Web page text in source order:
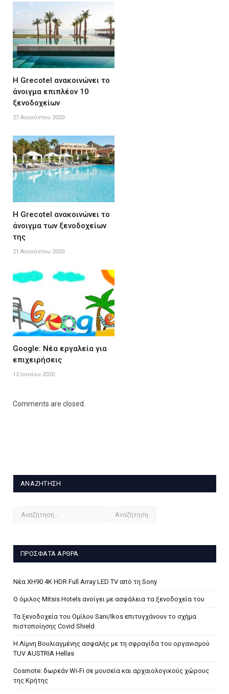
Η Grecotel ανακοινώνει το
άνοιγμα επιπλέον 10
ξενοδοχείων
27 Αυγούστου 2020
Η Grecotel ανακοινώνει το
άνοιγμα των ξενοδοχείων
της
21 Αυγούστου 2020
Google: Nέα εργαλεία για
επιχειρήσεις
12 Ιουνίου 2020
Comments are closed.
ΑΝΑΖΉΤΗΣΗ
ΠΡΌΣΦΑΤΑ ΆΡΘΡΑ
Νέα XH90 4K HDR Full Array LED TV από τη Sony
Ο όμιλος Mitsis Hotels ανοίγει με ασφάλεια τα ξενοδοχεία του
Τα ξενοδοχεία του Ομίλου Sani/Ikos επιτυγχάνουν το σχήμα
πιστοποίησης Covid Shield
H Λίμνη Βουλιαγμένης ασφαλής με τη σφραγίδα του οργανισμού
TUV AUSTRIA Hellas
Cosmote: δωρεάν Wi-Fi σε μουσεία και αρχαιολογικούς χώρους
της Κρήτης